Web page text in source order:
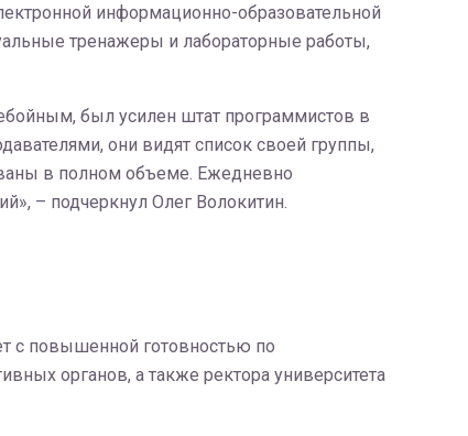
информационно-образовательной
тренажеры и лабораторные работы,
был усилен штат программистов в
они видят список своей группы,
в полном объеме. Ежедневно
– подчеркнул Олег Волокитин.
с повышенной готовностью по
органов, а также ректора университета